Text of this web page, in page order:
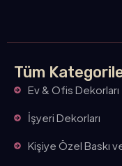
Tüm
Ev & Ofis Dekorları
İşyeri Dekorları
Kişiye Özel Baskı